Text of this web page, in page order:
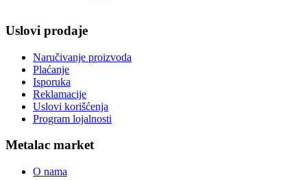
Uslovi prodaje
Naručivanje proizvoda
Plaćanje
Isporuka
Reklamacije
Uslovi korišćenja
Program lojalnosti
Metalac market
O nama